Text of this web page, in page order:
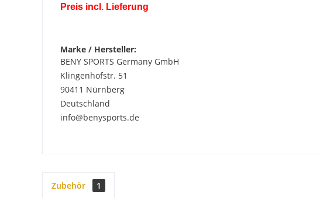
Preis incl. Lieferung
Marke / Hersteller:
BENY SPORTS Germany GmbH
Klingenhofstr. 51
90411 Nürnberg
Deutschland
info@benysports.de
Zubehör 1